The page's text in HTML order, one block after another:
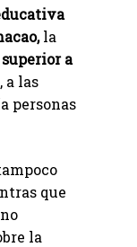
la
superior a
a las
personas
que
la